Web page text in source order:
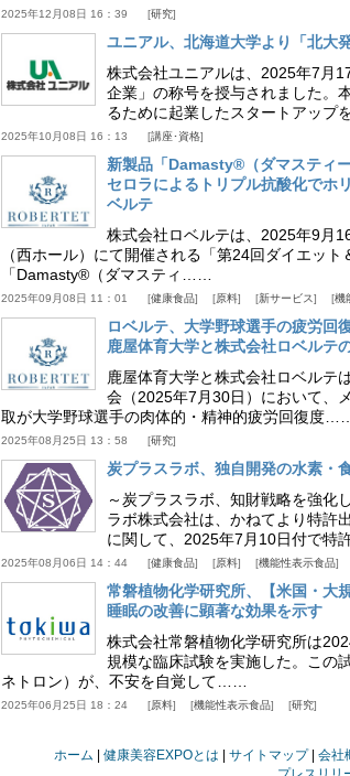
2025年12月08日 16：39 研究
ユニアル、北海道大学より「北大
株式会社ユニアルは、2025年7月
企業」の称号を授与されました。
るために起業したスタートアップ
2025年10月08日 16：13 講座･資格
新製品「Damasty®（ダマスティ
セロラによるトリプル抗酸化でホ
ベルテ
株式会社ロベルテは、2025年9月
（西ホール）にて開催される「第24回ダイエッ
「Damasty®（ダマスティ……
2025年09月08日 11：01 健康食品 原料 新サービス 機
ロベルテ、大学野球選手の疲労
鹿屋体育大学と株式会社ロベルテ
鹿屋体育大学と株式会社ロベルテ
会（2025年7月30日）において、
取が大学野球選手の肉体的・精神的疲労回復度……
2025年08月25日 13：58 研究
炭プラスラボ、独自開発の水素・
～炭プラスラボ、知財戦略を強化
ラボ株式会社は、かねてより特許
に関して、2025年7月10日付で特
2025年08月06日 14：44 健康食品 原料 機能性表示食品
常磐植物化学研究所、【米国・大
睡眠の改善に顕著な効果を示す
株式会社常磐植物化学研究所は
規模な臨床試験を実施した。この
ネトロン）が、不安を自覚して……
2025年06月25日 18：24 原料 機能性表示食品 研究
ホーム 健康美容EXPOとは サイトマップ 会社